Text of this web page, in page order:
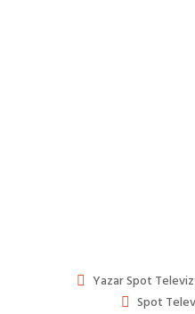
YazarSpot
Spot